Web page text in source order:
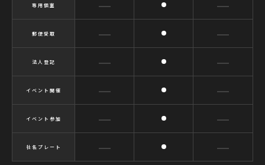
専用個室
郵便受取
法人登記
イベント開催
イベント参加
社名プレート